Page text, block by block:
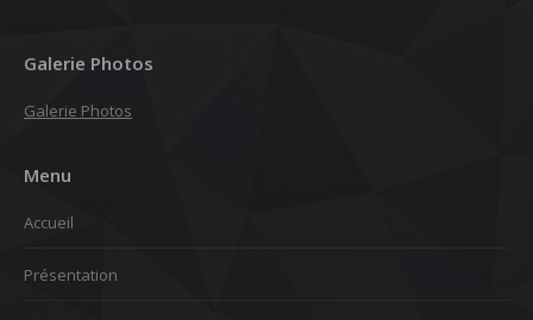
Galerie Photos
Galerie Photos
Menu
Accueil
Présentation